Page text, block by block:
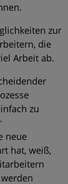
zur
die
Arbeit ab.
zu
neue
hat, weiß,